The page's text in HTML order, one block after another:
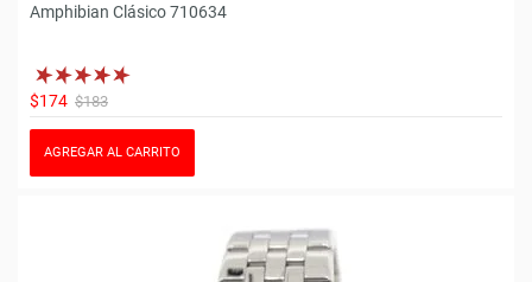
Amphibian Clásico 710634
$174 $183
AGREGAR AL CARRITO